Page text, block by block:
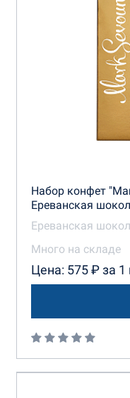
Набор конфет
Ереванская
Ереванская
Много на складе
Цена: 575 ₽ за